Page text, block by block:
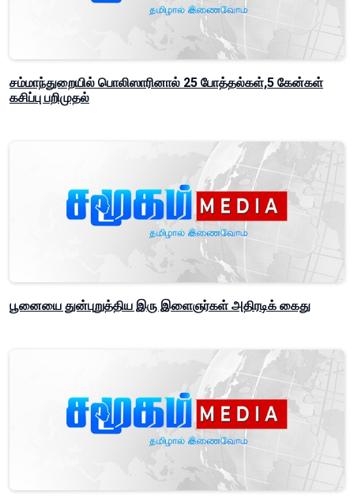
சம்மாந்துறையில் பொலிஸாரினால் 25 போத்தல்கள்,5 கேன்கள்
கசிப்பு பறிமுதல்
பூனையை துன்புறுத்திய இரு இளைஞர்கள் அதிரடிக் கைது